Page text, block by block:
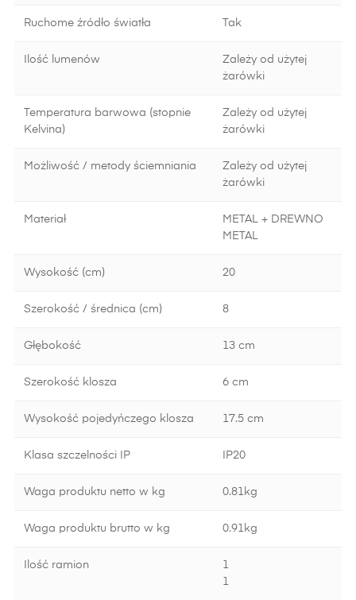
Ruchome źródło światła Tak
Ilość lumenów
Zależy od użytej
żarówki
Temperatura barwowa (stopnie
Kelvina)
Zależy od użytej
żarówki
Możliwość / metody ściemniania
Zależy od użytej
żarówki
Materiał
METAL + DREWNO
METAL
Wysokość (cm) 20
Szerokość / średnica (cm) 8
Głębokość 13 cm
Szerokość klosza 6 cm
Wysokość pojedyńczego klosza 17.5 cm
Klasa szczelności IP IP20
Waga produktu netto w kg 0.81kg
Waga produktu brutto w kg 0.91kg
Ilość ramion
1
1